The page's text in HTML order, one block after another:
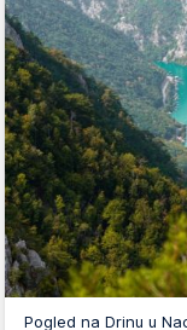
Pogled na Drinu u